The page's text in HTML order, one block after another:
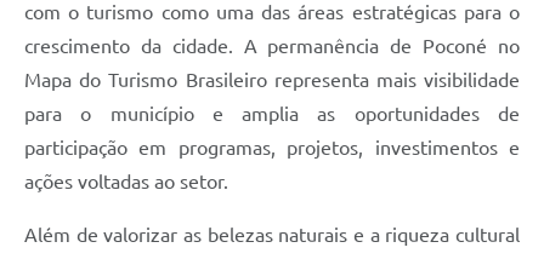
com o turismo como uma das áreas estratégicas para o
crescimento da cidade. A permanência de Poconé no
Mapa do Turismo Brasileiro representa mais visibilidade
para o município e amplia as oportunidades de
participação em programas, projetos, investimentos e
ações voltadas ao setor.
Além de valorizar as belezas naturais e a riqueza cultural